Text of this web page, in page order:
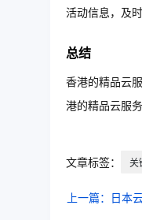
活动信息，及
总结
香港的精品云
港的精品云服
文章标签： 关
上一篇：日本